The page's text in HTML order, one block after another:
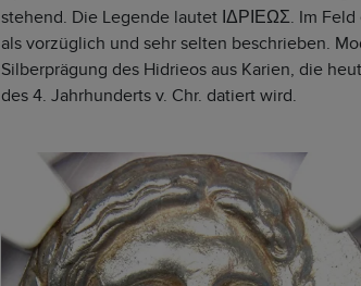
stehend. Die Legende lautet ΙΔΡΙΕΩΣ. Im
als vorzüglich und sehr selten beschrieben.
Silberprägung des Hidrieos aus Karien, die
des 4. Jahrhunderts v. Chr. datiert wird.